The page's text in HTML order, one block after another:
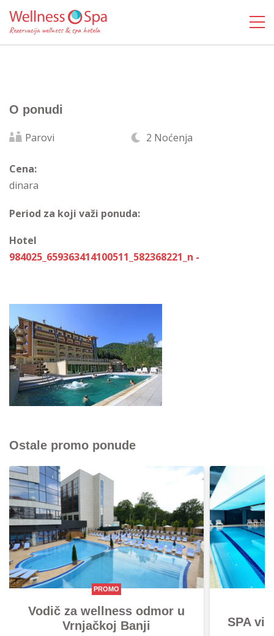
O ponudi
Parovi 2 Noćenja
Cena:
dinara
Period za koji važi ponuda:
Hotel
984025_659363414100511_582368221_n -
Ostale promo ponude
PROMO
Vodič za wellness odmor u
Vrnjačkoj Banji
SPA